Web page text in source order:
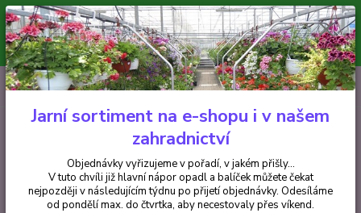
Minimální hodnota pro odeslání z e-shopu je 300 Kč.
V tuto chvíli již hlavní nápor objednávek opadl a balíček můžete čekat
nejpozději v následujícím týdnu po přijetí objednávky. Objednávky
vyřizujeme v pořadí, v jakém přišly...
CZK
Hledat
+420 602 223 614 0ks
za0 Kč
Jarní sortiment na e-shopu i v našem
zahradnictví
Objednávky vyřizujeme v pořadí, v jakém přišly...
V tuto chvíli již hlavní nápor opadl a balíček můžete čekat
nejpozději v následujícím týdnu po přijetí objednávky. Odesíláme
od pondělí max. do čtvrtka, aby necestovaly přes víkend.